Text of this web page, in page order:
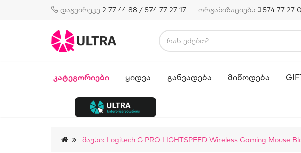
დაგვირეკე 2 77 44 88 / 574 77 27 17 ორგანიზაციებს 574 77 27
ᲙᲐᲢᲔᲒᲝᲠᲘᲔᲑᲘ ᲧᲘᲓᲕᲐ ᲒᲐᲜᲕᲐᲓᲔᲑᲐ ᲛᲘᲬᲝᲓᲔᲑᲐ
Მაუსი: Logitech G PRO LIGHTSPEED Wireless Gaming Mouse